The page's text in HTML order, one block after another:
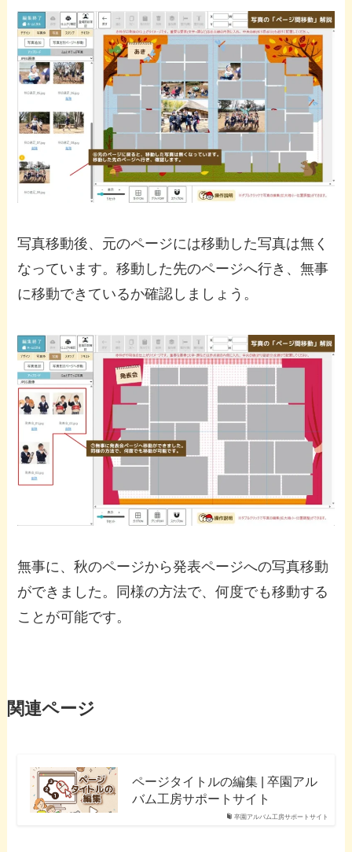
写真移動後、元のページには移動した写真は無く
なっています。移動した先のページへ行き、無事
に移動できているか確認しましょう。
無事に、秋のページから発表ページへの写真移動
ができました。同様の方法で、何度でも移動する
ことが可能です。
関連ページ
卒園アルバム工房サポートサイト
ページタイトルの編集 | 卒園アル
バム工房サポートサイト